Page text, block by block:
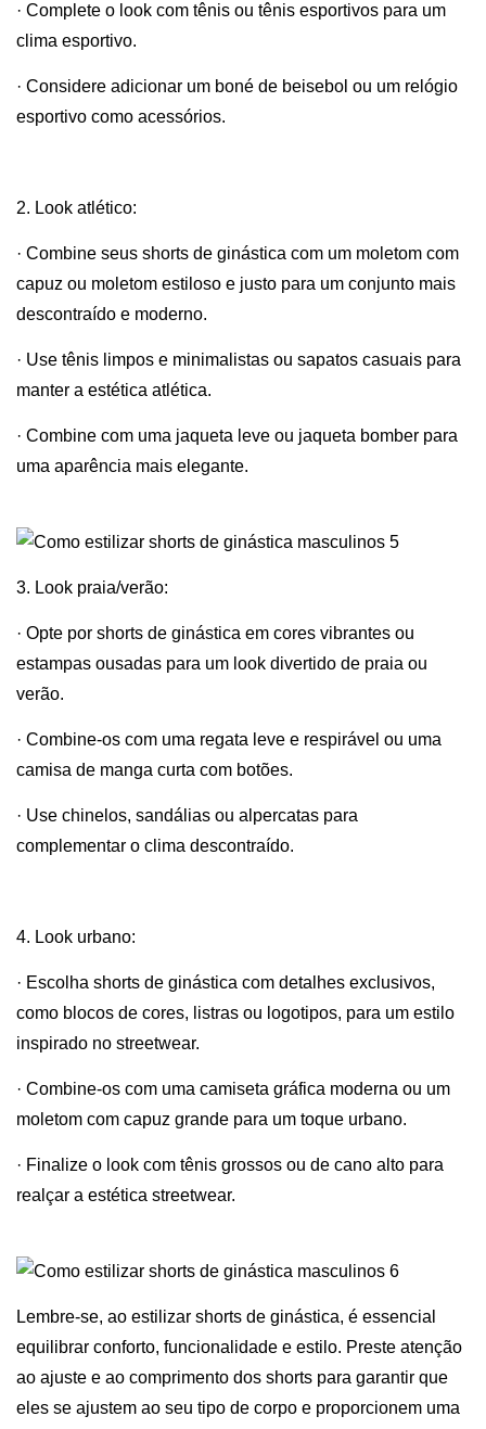
· Complete o look com tênis ou tênis esportivos para um
clima esportivo.
· Considere adicionar um boné de beisebol ou um relógio
esportivo como acessórios.
2. Look atlético:
· Combine seus shorts de ginástica com um moletom com
capuz ou moletom estiloso e justo para um conjunto mais
descontraído e moderno.
· Use tênis limpos e minimalistas ou sapatos casuais para
manter a estética atlética.
· Combine com uma jaqueta leve ou jaqueta bomber para
uma aparência mais elegante.
3. Look praia/verão:
· Opte por shorts de ginástica em cores vibrantes ou
estampas ousadas para um look divertido de praia ou
verão.
· Combine-os com uma regata leve e respirável ou uma
camisa de manga curta com botões.
· Use chinelos, sandálias ou alpercatas para
complementar o clima descontraído.
4. Look urbano:
· Escolha shorts de ginástica com detalhes exclusivos,
como blocos de cores, listras ou logotipos, para um estilo
inspirado no streetwear.
· Combine-os com uma camiseta gráfica moderna ou um
moletom com capuz grande para um toque urbano.
· Finalize o look com tênis grossos ou de cano alto para
realçar a estética streetwear.
Lembre-se, ao estilizar shorts de ginástica, é essencial
equilibrar conforto, funcionalidade e estilo. Preste atenção
ao ajuste e ao comprimento dos shorts para garantir que
eles se ajustem ao seu tipo de corpo e proporcionem uma